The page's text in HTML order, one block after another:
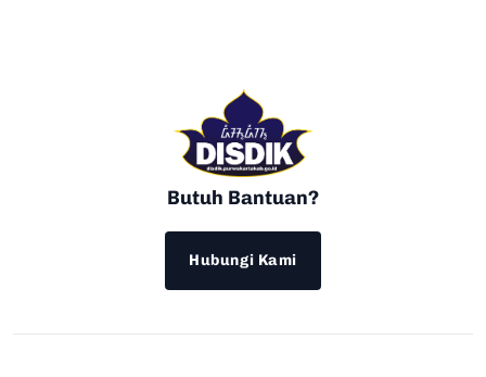
Butuh Bantuan?
Hubungi Kami